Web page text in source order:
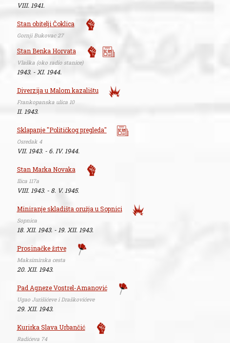
VIII. 1941.
Stan obitelji Čoklica
Gornji Bukovac 27
Stan Benka Horvata
Vlaška (oko radio stanice)
1943. - XI. 1944.
Diverzija u Malom kazalištu
Frankopanska ulica 10
II. 1943.
Sklapanje "Političkog pregleda"
Osredak 4
VII. 1943. - 6. IV. 1944.
Stan Marka Novaka
Ilica 117a
VIII. 1943. - 8. V. 1945.
Miniranje skladišta oružja u Sopnici
Sopnica
18. XII. 1943. - 19. XII. 1943.
Prosinačke žrtve
Maksimirska cesta
20. XII. 1943.
Pad Agneze Vostrel-Amanović
Ugao Jurišićeve i Draškovićeve
29. XII. 1943.
Kurirka Slava Urbančić
Radićeva 74